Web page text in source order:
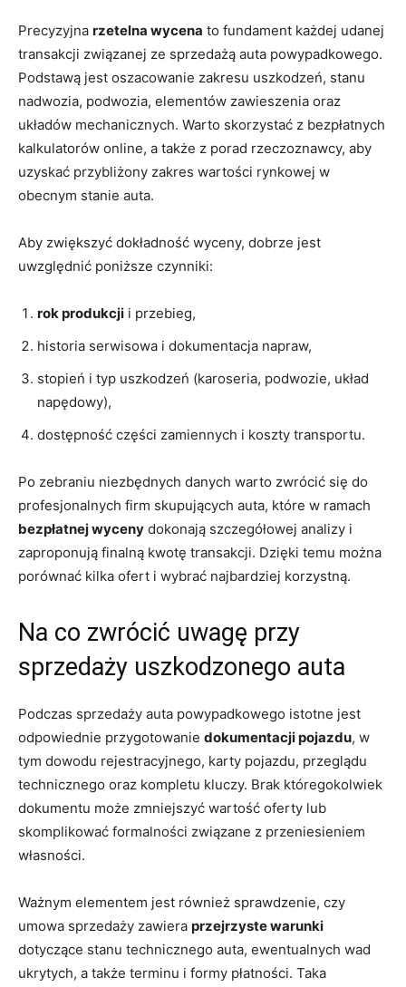
Precyzyjna rzetelna wycena to fundament każdej udanej
transakcji związanej ze sprzedażą auta powypadkowego.
Podstawą jest oszacowanie zakresu uszkodzeń, stanu
nadwozia, podwozia, elementów zawieszenia oraz
układów mechanicznych. Warto skorzystać z bezpłatnych
kalkulatorów online, a także z porad rzeczoznawcy, aby
uzyskać przybliżony zakres wartości rynkowej w
obecnym stanie auta.
Aby zwiększyć dokładność wyceny, dobrze jest
uwzględnić poniższe czynniki:
rok produkcji i przebieg,
historia serwisowa i dokumentacja napraw,
stopień i typ uszkodzeń (karoseria, podwozie, układ
napędowy),
dostępność części zamiennych i koszty transportu.
Po zebraniu niezbędnych danych warto zwrócić się do
profesjonalnych firm skupujących auta, które w ramach
bezpłatnej wyceny dokonają szczegółowej analizy i
zaproponują finalną kwotę transakcji. Dzięki temu można
porównać kilka ofert i wybrać najbardziej korzystną.
Na co zwrócić uwagę przy
sprzedaży uszkodzonego auta
Podczas sprzedaży auta powypadkowego istotne jest
odpowiednie przygotowanie dokumentacji pojazdu, w
tym dowodu rejestracyjnego, karty pojazdu, przeglądu
technicznego oraz kompletu kluczy. Brak któregokolwiek
dokumentu może zmniejszyć wartość oferty lub
skomplikować formalności związane z przeniesieniem
własności.
Ważnym elementem jest również sprawdzenie, czy
umowa sprzedaży zawiera przejrzyste warunki
dotyczące stanu technicznego auta, ewentualnych wad
ukrytych, a także terminu i formy płatności. Taka